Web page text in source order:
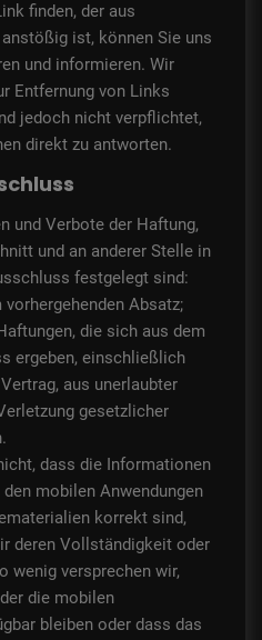
finden, der aus
ist, können Sie uns
und informieren. Wir
Entfernung von Links
jedoch nicht verpflichtet,
direkt zu antworten.
und Verbote der Haftung,
und an anderer Stelle in
festgelegt sind:
Absatz;
die sich aus dem
ergeben, einschließlich
aus unerlaubter
gesetzlicher
dass die Informationen
mobilen Anwendungen
korrekt sind,
deren Vollständigkeit oder
wenig versprechen wir,
die mobilen
bleiben oder dass das